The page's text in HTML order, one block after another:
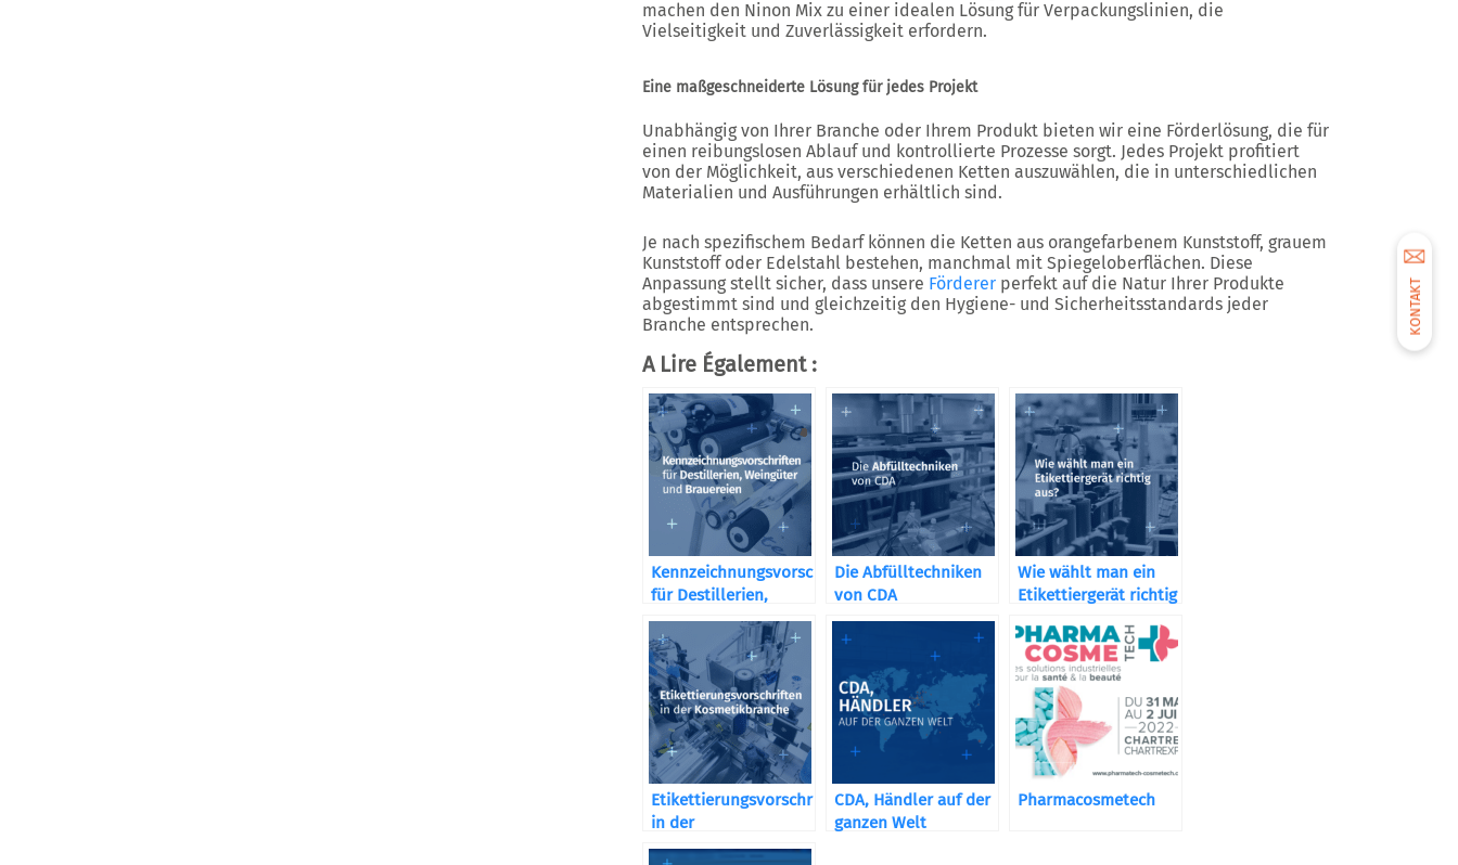
KONTAKT
machen den Ninon Mix zu einer idealen Lösung für Verpackungslinien, die
Vielseitigkeit und Zuverlässigkeit erfordern.
Eine maßgeschneiderte Lösung für jedes Projekt
Unabhängig von Ihrer Branche oder Ihrem Produkt bieten wir eine Förderlösung, die für
einen reibungslosen Ablauf und kontrollierte Prozesse sorgt. Jedes Projekt profitiert
von der Möglichkeit, aus verschiedenen Ketten auszuwählen, die in unterschiedlichen
Materialien und Ausführungen erhältlich sind.
Je nach spezifischem Bedarf können die Ketten aus orangefarbenem Kunststoff, grauem
Kunststoff oder Edelstahl bestehen, manchmal mit Spiegeloberflächen. Diese
Anpassung stellt sicher, dass unsere Förderer perfekt auf die Natur Ihrer Produkte
abgestimmt sind und gleichzeitig den Hygiene- und Sicherheitsstandards jeder
Branche entsprechen.
A Lire Également :
Kennzeichnungsvorschriften
für Destillerien,
Weingüter und
Brauereien
Die Abfülltechniken
von CDA
Wie wählt man ein
Etikettiergerät richtig
Etikettierungsvorschriften
in der
Kosmetikbranche
CDA, Händler auf der
ganzen Welt
Pharmacosmetech